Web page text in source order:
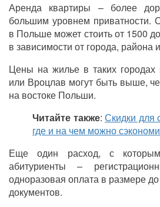
Аренда квартиры – более
большим уровнем приватности.
в Польше может стоить от 1500
в зависимости от города, района
Цены на жилье в таких городах
или Вроцлав могут быть выше,
на востоке Польши.
Читайте также:Скидки для
где и на чем можно
Еще один расход, с которым
абитуриенты –
одноразовая оплата в размере
документов.